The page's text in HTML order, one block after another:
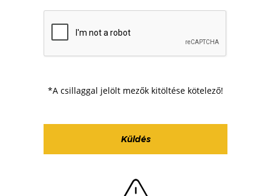
*A csillaggal jelölt mezők kitöltése kötelező!